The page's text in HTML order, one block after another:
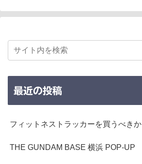
最近の投稿
フィットネストラッカーを買うべきか
THE GUNDAM BASE 横浜 POP-UP